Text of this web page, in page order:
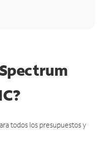
todos los presupuestos y